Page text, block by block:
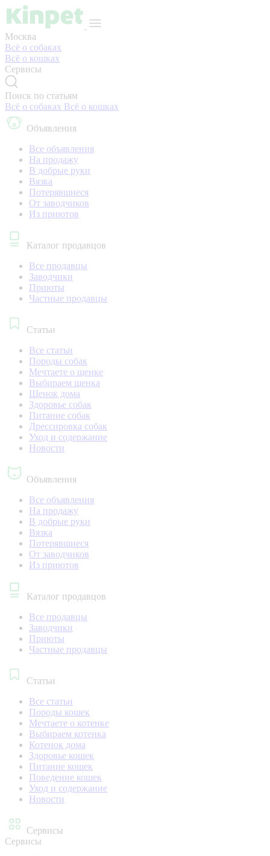
Москва
Всё о собаках
Всё о кошках
Сервисы
Поиск по статьям
Всё о собаках Всё о кошках
Объявления
Все объявления
На продажу
В добрые руки
Вязка
Потерявшиеся
От заводчиков
Из приютов
Каталог продавцов
Все продавцы
Заводчики
Приюты
Частные продавцы
Статьи
Все статьи
Породы собак
Мечтаете о щенке
Выбираем щенка
Щенок дома
Здоровье собак
Питание собак
Дрессировка собак
Уход и содержание
Новости
Объявления
Все объявления
На продажу
В добрые руки
Вязка
Потерявшиеся
От заводчиков
Из приютов
Каталог продавцов
Все продавцы
Заводчики
Приюты
Частные продавцы
Статьи
Все статьи
Породы кошек
Мечтаете о котенке
Выбираем котенка
Котенок дома
Здоровье кошек
Питание кошек
Поведение кошек
Уход и содержание
Новости
Сервисы
Сервисы